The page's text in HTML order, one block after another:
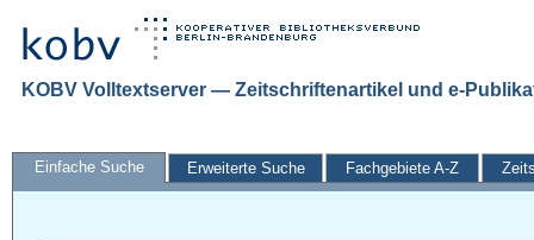
KOBV Volltextserver — Zeitschriftenartikel und e-
Einfache Suche Erweiterte Suche Fachgebiete A-Z